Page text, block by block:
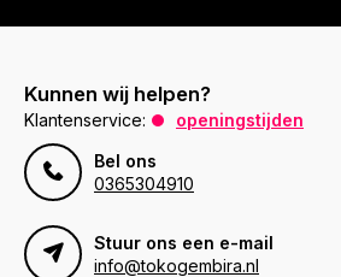
Kunnen wij helpen?
Klantenservice:
openingstijden
Bel ons
0365304910
Stuur ons een e-mail
info@tokogembira.nl